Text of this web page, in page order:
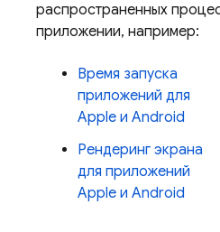
распространенных
приложении, например:
Время запуска
приложений для
Apple и Android
Рендеринг экрана
для приложений
Apple и Android